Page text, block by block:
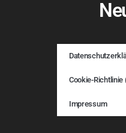
Cookie-Richtlinie
Impressum